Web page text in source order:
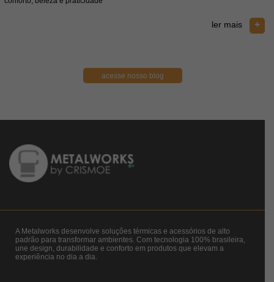
ler mais +
acesse nosso blog
A Metalworks desenvolve soluções térmicas e acessórios de alto
padrão para transformar ambientes. Com tecnologia 100% brasileira,
une design, durabilidade e conforto em produtos que elevam a
experiência no dia a dia.